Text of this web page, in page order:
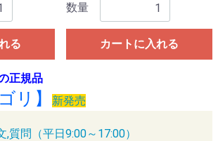
る
数量
カートに入れる
正規品
リ】 新発売
,質問（平日9:00～17:00）